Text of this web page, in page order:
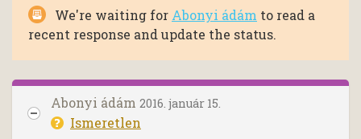
We're waiting for Abonyi ádám to read a
recent response and update the status.
Abonyi ádám 2016. január 15.
Ismeretlen